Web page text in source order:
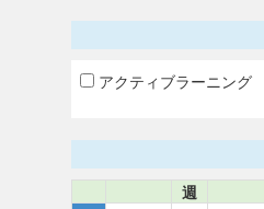
アクティブラーニング
週